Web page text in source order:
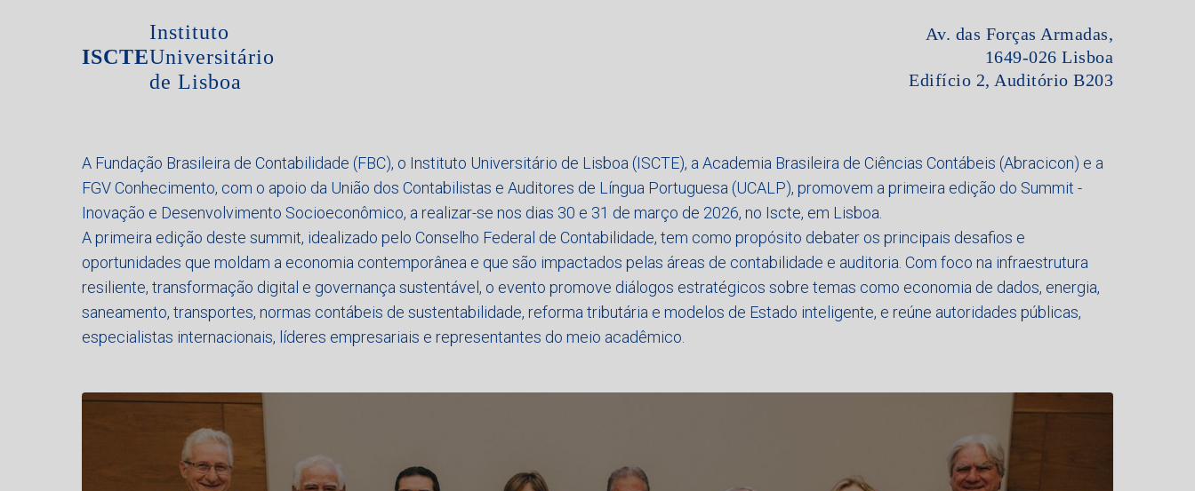
ISCTE
Instituto
Universitário
de Lisboa
Av. das Forças Armadas,
1649-026 Lisboa
Edifício 2, Auditório B203
A Fundação Brasileira de Contabilidade (FBC), o Instituto Universitário de Lisboa (ISCTE), a Academia Brasileira de Ciências Contábeis (Abracicon) e a
FGV Conhecimento, com o apoio da União dos Contabilistas e Auditores de Língua Portuguesa (UCALP), promovem a primeira edição do Summit -
Inovação e Desenvolvimento Socioeconômico, a realizar-se nos dias 30 e 31 de março de 2026, no Iscte, em Lisboa.
A primeira edição deste summit, idealizado pelo Conselho Federal de Contabilidade, tem como propósito debater os principais desafios e
oportunidades que moldam a economia contemporânea e que são impactados pelas áreas de contabilidade e auditoria. Com foco na infraestrutura
resiliente, transformação digital e governança sustentável, o evento promove diálogos estratégicos sobre temas como economia de dados, energia,
saneamento, transportes, normas contábeis de sustentabilidade, reforma tributária e modelos de Estado inteligente, e reúne autoridades públicas,
especialistas internacionais, líderes empresariais e representantes do meio acadêmico.